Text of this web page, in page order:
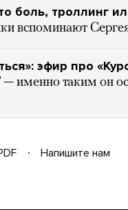
боль, троллинг
вспоминают
эфир про
именно таким он
Напишите нам